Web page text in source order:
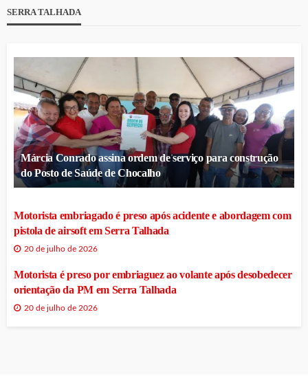
SERRA TALHADA
Márcia Conrado assina ordem de serviço para construção
do Posto de Saúde de Chocalho
Motorista embriagado é preso após acidente e abordagem com
pistola de airsoft em Serra Talhada
20 de julho de 2026
Motorista é preso por embriaguez ao volante após desobedecer
orientação da PM em Serra Talhada
20 de julho de 2026